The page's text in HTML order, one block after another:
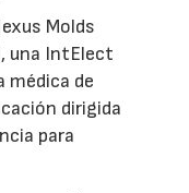
Molds
una IntElect
médica de
dirigida
para